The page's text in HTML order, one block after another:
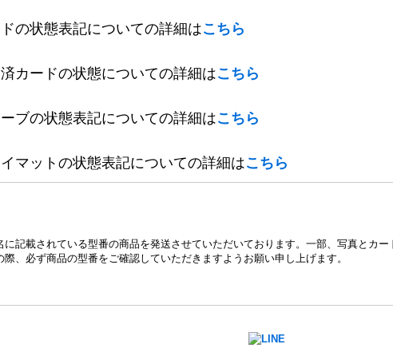
の状態表記についての詳細はこちら
カードの状態についての詳細はこちら
ブの状態表記についての詳細はこちら
マットの状態表記についての詳細はこちら
記載されている型番の商品を発送させていただいております。一部、写真とカ
際、必ず商品の型番をご確認していただきますようお願い申し上げます。